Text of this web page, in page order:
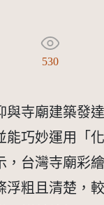
CC姓名標示 3.0 台灣及其後版本
530
與寺廟建築發
能巧妙運用「
，台灣寺廟彩
浮粗且清楚，